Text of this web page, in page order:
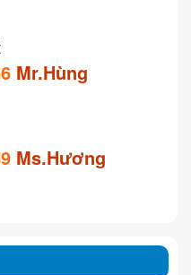
Mr.Hùng
Ms.Hương